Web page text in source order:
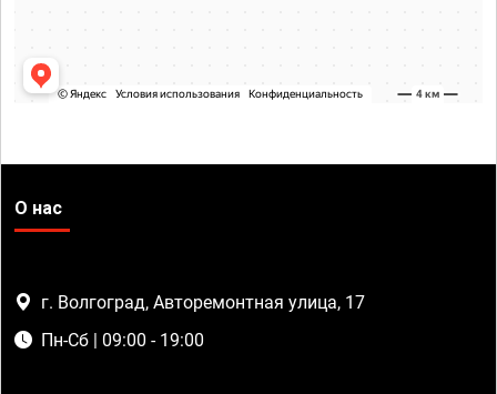
О нас
г. Волгоград, Авторемонтная улица, 17
Пн-Сб | 09:00 - 19:00